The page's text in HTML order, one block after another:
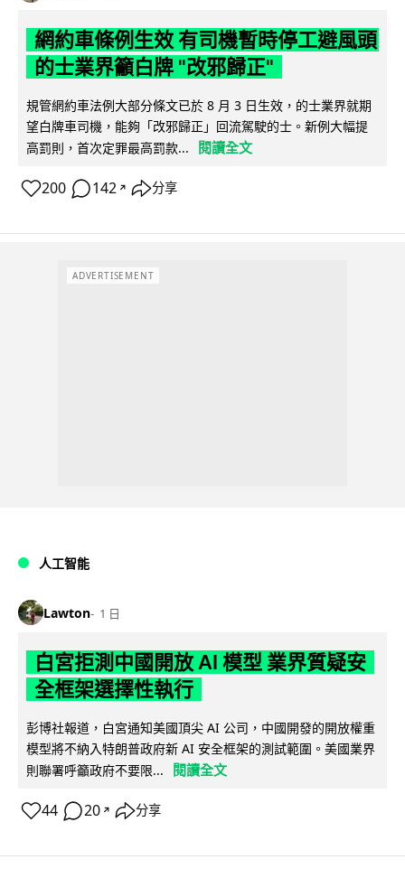
網約車條例生效 有司機暫時停工避風頭
的士業界籲白牌 "改邪歸正"
規管網約車法例大部分條文已於 8 月 3 日生效，的士業界就期
望白牌車司機，能夠「改邪歸正」回流駕駛的士。新例大幅提
高罰則，首次定罪最高罰款...
閱讀全文
200 142 ↗ 分享
ADVERTISEMENT
人工智能
Lawton 1 日
白宮拒測中國開放 AI 模型 業界質疑安
全框架選擇性執行
彭博社報道，白宮通知美國頂尖 AI 公司，中國開發的開放權重
模型將不納入特朗普政府新 AI 安全框架的測試範圍。美國業界
則聯署呼籲政府不要限...
閱讀全文
44 20 ↗ 分享